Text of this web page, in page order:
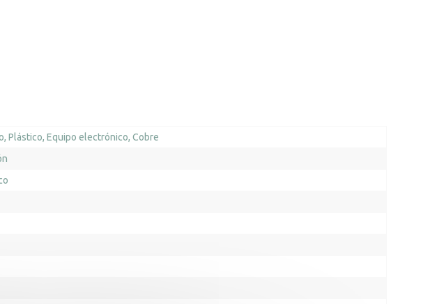
Plástico Equipo electrónico Cobre